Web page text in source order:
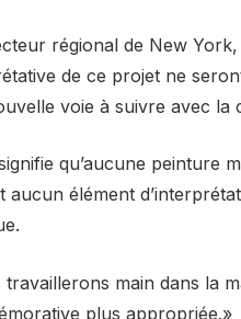
régional de New
de ce projet ne
voie à suivre avec la
qu’aucune peinture
aucun élément
travaillerons main dans la
plus appropriée.»